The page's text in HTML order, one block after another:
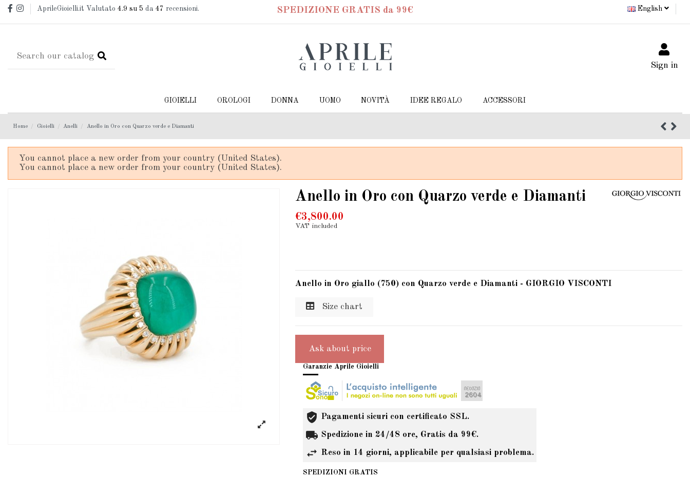
AprileGioielli.it Valutato4.9 su 5 da47 recensioni. SPEDIZIONE GRATIS da 99€ English
Sign in
GIOIELLI OROLOGI DONNA UOMO NOVITÀ IDEE REGALO ACCESSORI
Home Gioielli Anelli Anello in Oro con Quarzo verde e Diamanti
You cannot place a new order from your country (United States).
You cannot place a new order from your country (United States).
Anello in Oro con Quarzo verde e Diamanti
€3,800.00
VAT included
Anello in Oro giallo (750) con Quarzo verde e Diamanti - GIORGIO VISCONTI
Size chart
Ask about price
Garanzie Aprile Gioielli
Pagamenti sicuri con certificato SSL.
Spedizione in 24/48 ore, Gratis da 99€.
Reso in 14 giorni, applicabile per qualsiasi problema.
SPEDIZIONI GRATIS